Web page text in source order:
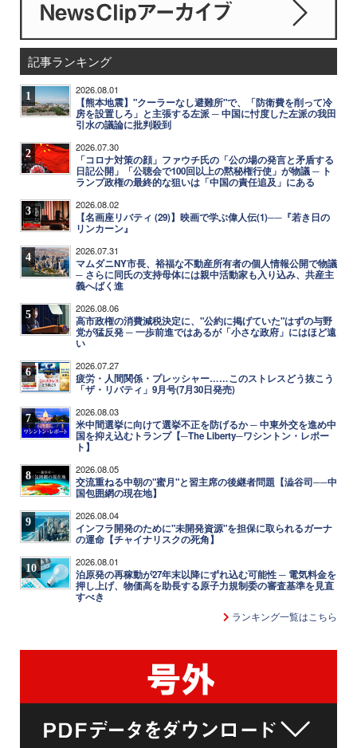
記事ランキング
1 2026.08.01
【熊本地震】"クーラーなし避難所"で、「防衛費を削って冷
房を設置しろ」と主張する左派 ─ 中国に忖度した左派の我田
引水の議論に批判殺到
2 2026.07.30
「コロナ対策の顔」ファウチ氏の「公の場の発言と矛盾する
日記公開」「公聴会で100回以上の黙秘権行使」が物議 ─ ト
ランプ政権の最終的な狙いは「中国の責任追及」にある
3 2026.08.02
【名画座リバティ (29)】映画で学ぶ偉人伝(1)──『若き日の
リンカーン』
4 2026.07.31
マムダニNY市長、裕福な不動産所有者の個人情報公開で物議
─ さらに同氏の支持母体には親中活動家も入り込み、共産主
義へばく進
5 2026.08.06
高市政権の消費減税決定に、"公約に掲げていた"はずの与野
党が猛反発 ─ 一歩前進ではあるが「小さな政府」にはほど遠
い
6 2026.07.27
疲労・人間関係・プレッシャー……このストレスどう抜こう
「ザ・リバティ」9月号(7月30日発売)
7 2026.08.03
米中間選挙に向けて選挙不正を防げるか ─ 中東外交を進め中
国を抑え込むトランプ【─The Liberty─ワシントン・レポー
ト】
8 2026.08.05
交流重ねる中朝の"蜜月"と習主席の後継者問題【澁谷司──中
国包囲網の現在地】
9 2026.08.04
インフラ開発のために"未開発資源"を担保に取られるガーナ
の運命【チャイナリスクの死角】
10 2026.08.01
泊原発の再稼動が27年末以降にずれ込む可能性 ─ 電気料金を
押し上げ、物価高を助長する原子力規制委の審査基準を見直
すべき
ランキング一覧はこちら